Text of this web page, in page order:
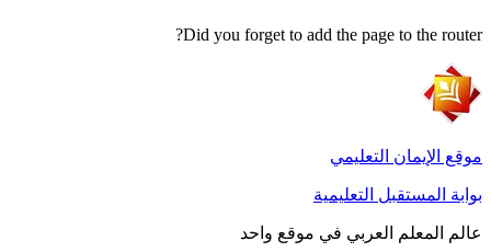
Did you forget to add the page to the router?
موقع الإيمان التعليمي
بوابة المستقبل التعليمية
عالم المعلم العربي في موقع واحد